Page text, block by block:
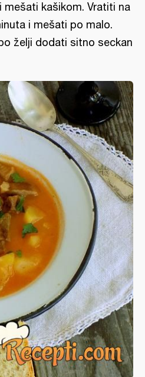
mešati kašikom. Vratiti na
i mešati po malo.
želji dodati sitno seckan